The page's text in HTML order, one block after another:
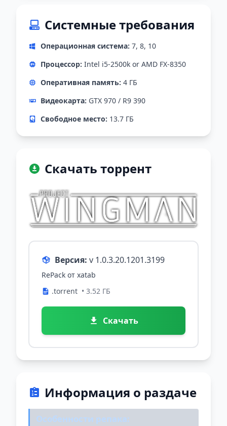
Системные требования
Операционная система: 7, 8, 10
Процессор: Intel i5-2500k or AMD FX-8350
Оперативная память: 4 ГБ
Видеокарта: GTX 970 / R9 390
Свободное место: 13.7 ГБ
Скачать торрент
Версия: v 1.0.3.20.1201.3199
RePack от xatab
.torrent • 3.52 ГБ
Скачать
Информация о раздаче
Особенности репака: